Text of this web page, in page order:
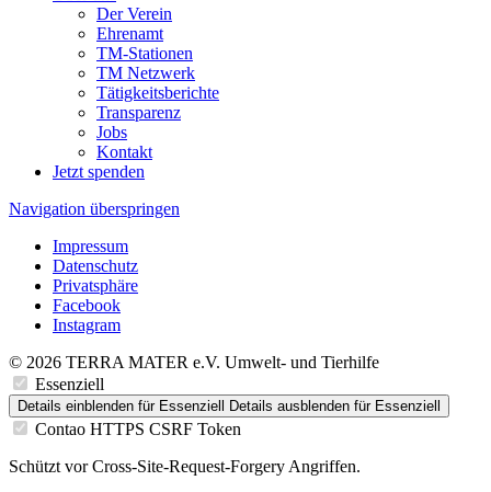
Der Verein
Ehrenamt
TM-Stationen
TM Netzwerk
Tätigkeitsberichte
Transparenz
Jobs
Kontakt
Jetzt spenden
Navigation überspringen
Impressum
Datenschutz
Privatsphäre
Facebook
Instagram
© 2026 TERRA MATER e.V. Umwelt- und Tierhilfe
Essenziell
Details einblenden für Essenziell Details ausblenden für Essenziell
Contao HTTPS CSRF Token
Schützt vor Cross-Site-Request-Forgery Angriffen.